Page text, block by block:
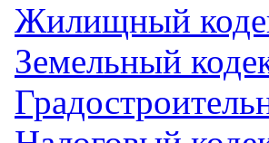
Жилищный
Земельный